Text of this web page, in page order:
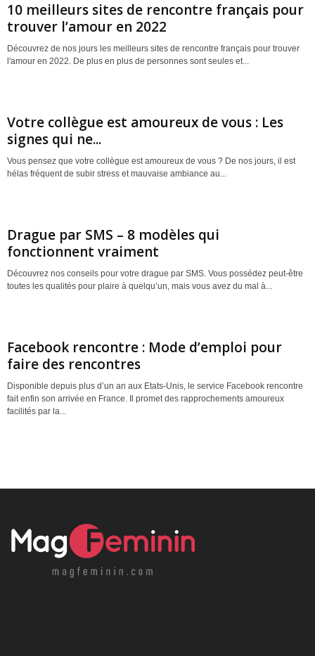
10 meilleurs sites de rencontre français pour
trouver l’amour en 2022
Découvrez de nos jours les meilleurs sites de rencontre français pour trouver
l'amour en 2022. De plus en plus de personnes sont seules et...
Votre collègue est amoureux de vous : Les
signes qui ne...
Vous pensez que votre collègue est amoureux de vous ? De nos jours, il est
hélas fréquent de subir stress et mauvaise ambiance au...
Drague par SMS – 8 modèles qui
fonctionnent vraiment
Découvrez nos conseils pour votre drague par SMS. Vous possédez peut-être
toutes les qualités pour plaire à quelqu’un, mais vous avez du mal à...
Facebook rencontre : Mode d’emploi pour
faire des rencontres
Disponible depuis plus d’un an aux Etats-Unis, le service Facebook rencontre
fait enfin son arrivée en France. Il promet des rapprochements amoureux
facilités par la...